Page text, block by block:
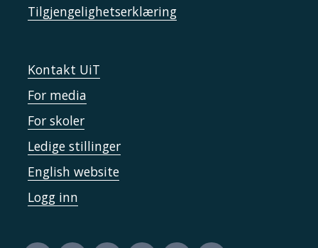
Tilgjengelighetserklæring
Kontakt UiT
For media
For skoler
Ledige stillinger
English website
Logg inn